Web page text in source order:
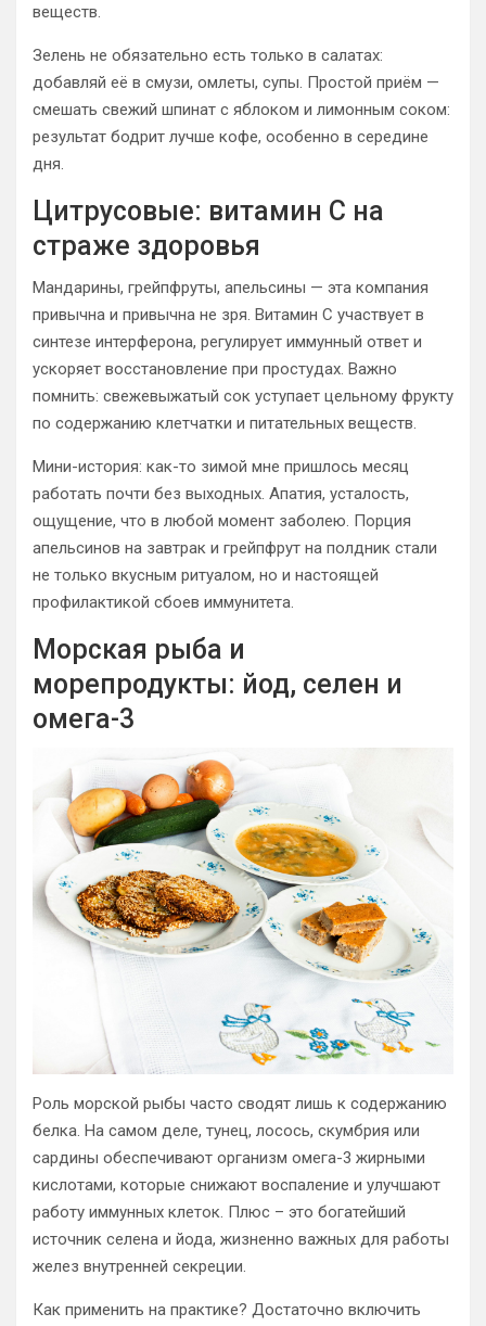
веществ.
Зелень не обязательно есть только в салатах:
добавляй её в смузи, омлеты, супы. Простой приём —
смешать свежий шпинат с яблоком и лимонным соком:
результат бодрит лучше кофе, особенно в середине
дня.
Цитрусовые: витамин C на
страже здоровья
Мандарины, грейпфруты, апельсины — эта компания
привычна и привычна не зря. Витамин C участвует в
синтезе интерферона, регулирует иммунный ответ и
ускоряет восстановление при простудах. Важно
помнить: свежевыжатый сок уступает цельному фрукту
по содержанию клетчатки и питательных веществ.
Мини-история: как-то зимой мне пришлось месяц
работать почти без выходных. Апатия, усталость,
ощущение, что в любой момент заболею. Порция
апельсинов на завтрак и грейпфрут на полдник стали
не только вкусным ритуалом, но и настоящей
профилактикой сбоев иммунитета.
Морская рыба и
морепродукты: йод, селен и
омега-3
Роль морской рыбы часто сводят лишь к содержанию
белка. На самом деле, тунец, лосось, скумбрия или
сардины обеспечивают организм омега-3 жирными
кислотами, которые снижают воспаление и улучшают
работу иммунных клеток. Плюс – это богатейший
источник селена и йода, жизненно важных для работы
желез внутренней секреции.
Как применить на практике? Достаточно включить